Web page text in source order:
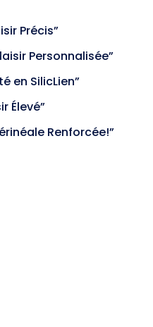
Précis”
Personnalisée”
en SilicLien”
Élevé”
Renforcée!”